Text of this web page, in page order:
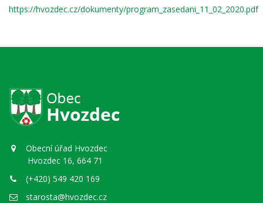
https://hvozdec.cz/dokumenty/program_zasedani_11_02_2020.pdf
Obecní úřad Hvozdec
Hvozdec 16, 664 71
(+420) 549 420 169
starosta@hvozdec.cz